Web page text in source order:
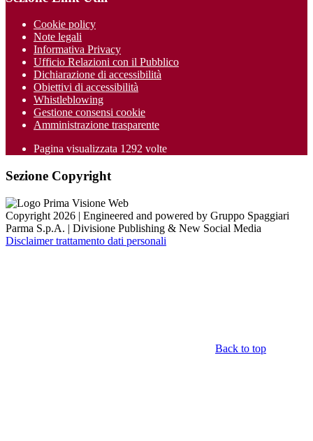
Cookie policy
Note legali
Informativa Privacy
Ufficio Relazioni con il Pubblico
Dichiarazione di accessibilità
Obiettivi di accessibilità
Whistleblowing
Gestione consensi cookie
Amministrazione trasparente
Pagina visualizzata 1292 volte
Sezione Copyright
Copyright 2026 | Engineered and powered by Gruppo Spaggiari
Parma S.p.A. | Divisione Publishing & New Social Media
Disclaimer trattamento dati personali
Back to top